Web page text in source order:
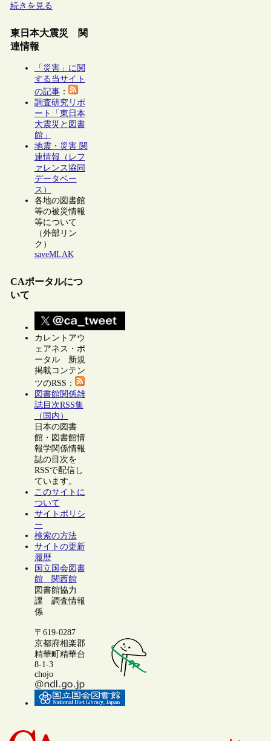
続きを見る
東日本大震災 関
連情報
「災害」に関
する当サイト
の記事：
調査研究リポ
ート「東日本
大震災と図書
館」
地震・災害 関
連情報（レフ
ァレンス協同
データベー
ス）
各地の図書館
等の被災情報
等について
（外部リン
ク）
saveMLAK
CAポータルにつ
いて
カレントアウ
ェアネス・ポ
ータル 新規
掲載コンテン
ツのRSS：
図書館関係雑
誌目次RSS集
（国内）
日本の図書
館・図書館情
報学関係情報
誌の目次を
RSSで配信し
ています。
このサイトに
ついて
サイトポリシ
ー
検索の方法
サイトの更新
履歴
国立国会図書
館 関西館
図書館協力
課 調査情報
係
〒619-0287
京都府相楽郡
精華町精華台
8-1-3
chojo